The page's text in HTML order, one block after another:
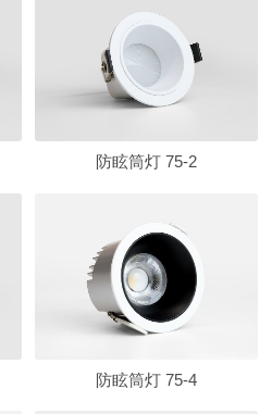
防眩筒灯 75-2
防眩筒灯 75-4